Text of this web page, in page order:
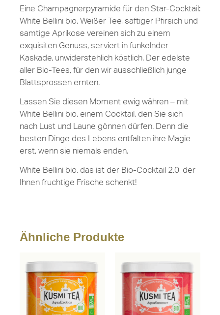
Eine Champagnerpyramide für den Star-Cocktail:
White Bellini bio. Weißer Tee, saftiger Pfirsich und
samtige Aprikose vereinen sich zu einem
exquisiten Genuss, serviert in funkelnder
Kaskade, unwiderstehlich köstlich. Der edelste
aller Bio-Tees, für den wir ausschließlich junge
Blattsprossen ernten.
Lassen Sie diesen Moment ewig währen – mit
White Bellini bio, einem Cocktail, den Sie sich
nach Lust und Laune gönnen dürfen. Denn die
besten Dinge des Lebens entfalten ihre Magie
erst, wenn sie niemals enden.
White Bellini bio, das ist der Bio-Cocktail 2.0, der
Ihnen fruchtige Frische schenkt!
Ähnliche Produkte